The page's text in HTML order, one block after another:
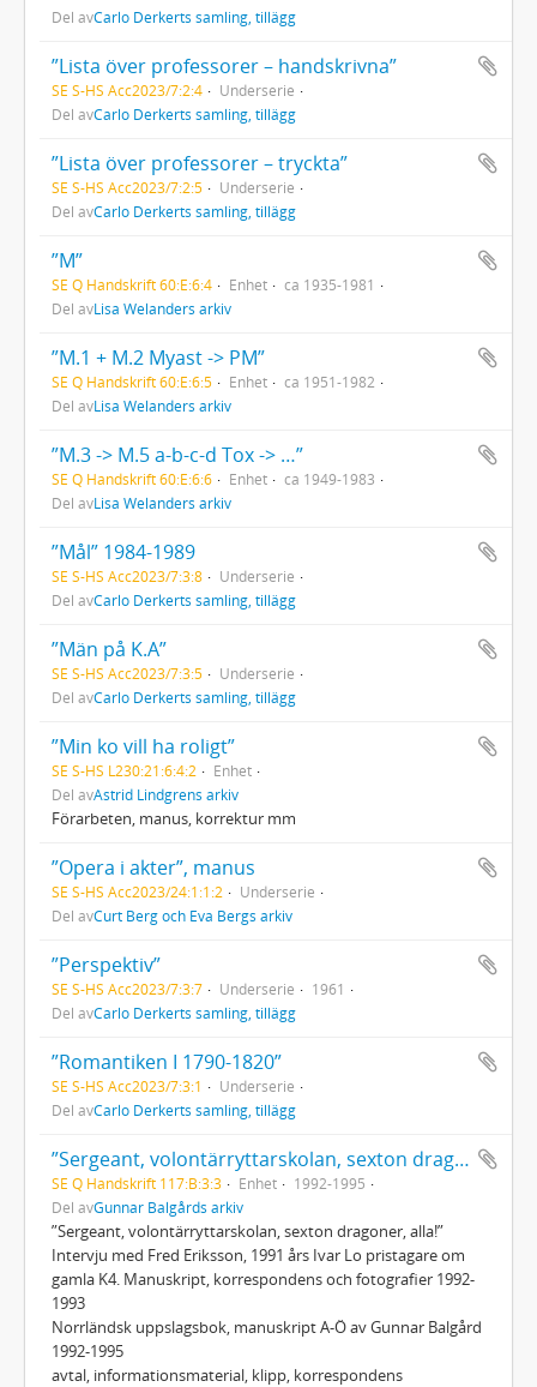
Del avCarlo Derkerts samling, tillägg
”Lista över professorer – handskrivna”
SE S-HS Acc2023/7:2:4
Underserie
Del avCarlo Derkerts samling, tillägg
”Lista över professorer – tryckta”
SE S-HS Acc2023/7:2:5
Underserie
Del avCarlo Derkerts samling, tillägg
”M”
SE Q Handskrift 60:E:6:4 Enhet
ca 1935-1981
Del avLisa Welanders arkiv
”M.1 + M.2 Myast -> PM”
SE Q Handskrift 60:E:6:5 Enhet
ca 1951-1982
Del avLisa Welanders arkiv
”M.3 -> M.5 a-b-c-d Tox -> …”
SE Q Handskrift 60:E:6:6 Enhet
ca 1949-1983
Del avLisa Welanders arkiv
”Mål” 1984-1989
SE S-HS Acc2023/7:3:8
Underserie
Del avCarlo Derkerts samling, tillägg
”Män på K.A”
SE S-HS Acc2023/7:3:5
Underserie
Del avCarlo Derkerts samling, tillägg
”Min ko vill ha roligt”
SE S-HS L230:21:6:4:2
Enhet
Del avAstrid Lindgrens arkiv
Förarbeten, manus, korrektur mm
”Opera i akter”, manus
SE S-HS Acc2023/24:1:1:2
Underserie
Del avCurt Berg och Eva Bergs arkiv
”Perspektiv”
SE S-HS Acc2023/7:3:7 Underserie
1961
Del avCarlo Derkerts samling, tillägg
”Romantiken I 1790-1820”
SE S-HS Acc2023/7:3:1
Underserie
Del avCarlo Derkerts samling, tillägg
”Sergeant, volontärryttarskolan, sexton dragoner, alla!”, Norrländsk uppslagsbok
SE Q Handskrift 117:B:3:3 Enhet
1992-1995
Del avGunnar Balgårds arkiv
”Sergeant, volontärryttarskolan, sexton dragoner, alla!”
Intervju med Fred Eriksson, 1991 års Ivar Lo pristagare om
gamla K4. Manuskript, korrespondens och fotografier 1992-
1993
Norrländsk uppslagsbok, manuskript A-Ö av Gunnar Balgård
1992-1995
avtal, informationsmaterial, klipp, korrespondens